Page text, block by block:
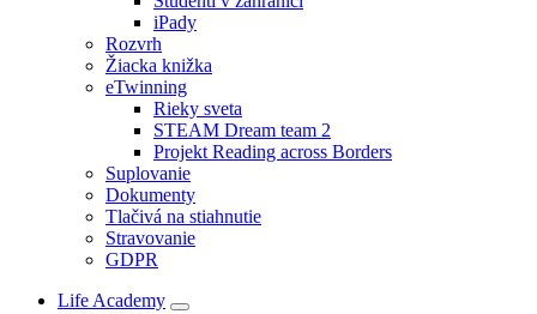
iPady
Rozvrh
Žiacka knižka
eTwinning
Rieky sveta
STEAM Dream team 2
Projekt Reading across Borders
Suplovanie
Dokumenty
Tlačivá na stiahnutie
Stravovanie
GDPR
Life Academy